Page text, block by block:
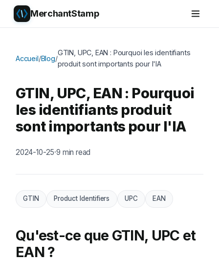
MerchantStamp
Accueil/Blog/
GTIN, UPC, EAN : Pourquoi les identifiants
produit sont importants pour l'IA
GTIN, UPC, EAN : Pourquoi
les identifiants produit
sont importants pour l'IA
2024-10-25·9 min read
GTIN Product Identifiers UPC EAN
Qu'est-ce que GTIN, UPC et
EAN ?